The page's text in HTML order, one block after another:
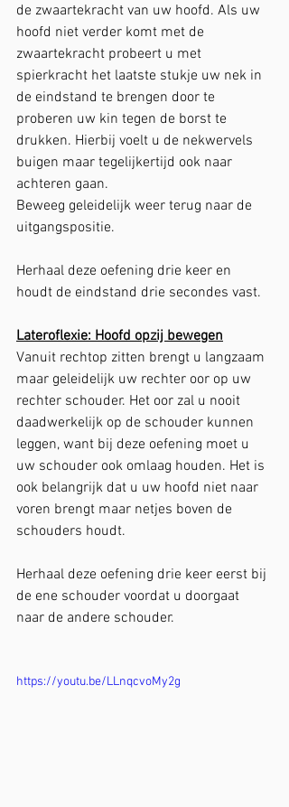
de zwaartekracht van uw hoofd. Als uw
hoofd niet verder komt met de
zwaartekracht probeert u met
spierkracht het laatste stukje uw nek in
de eindstand te brengen door te
proberen uw kin tegen de borst te
drukken. Hierbij voelt u de nekwervels
buigen maar tegelijkertijd ook naar
achteren gaan.
Beweeg geleidelijk weer terug naar de
uitgangspositie.
Herhaal deze oefening drie keer en
houdt de eindstand drie secondes vast.
Lateroflexie: Hoofd opzij bewegen
Vanuit rechtop zitten brengt u langzaam
maar geleidelijk uw rechter oor op uw
rechter schouder. Het oor zal u nooit
daadwerkelijk op de schouder kunnen
leggen, want bij deze oefening moet u
uw schouder ook omlaag houden. Het is
ook belangrijk dat u uw hoofd niet naar
voren brengt maar netjes boven de
schouders houdt.
Herhaal deze oefening drie keer eerst bij
de ene schouder voordat u doorgaat
naar de andere schouder.
https://youtu.be/LLnqcvoMy2g